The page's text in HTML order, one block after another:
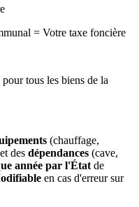
= Votre taxe foncière
tous les biens de la
(chauffage,
et des dépendances (cave,
année par l'État de
en cas d'erreur sur